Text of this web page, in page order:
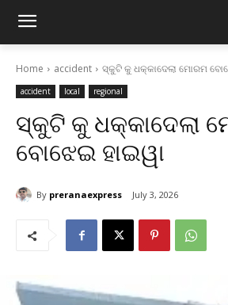
Home accident ସ୍କୁଟି କୁ ଧକ୍କାଦେଲା ମୋରମ
accident local regional
ସ୍କୁଟି କୁ ଧକ୍କାଦେଲା
ବୋଝେଇ ହାଇୱା
By preranaexpress July 3, 2026